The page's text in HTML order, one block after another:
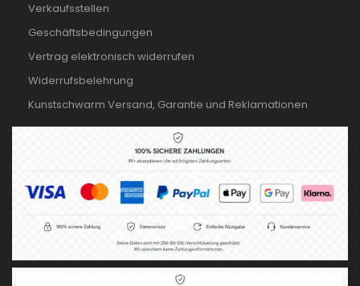
Verkaufsstellen
Geschäftsbedingungen
Vertrag elektronisch widerrufen
Widerrufsbelehrung
Kunstschwarm Versand, Garantie und Reklamationen